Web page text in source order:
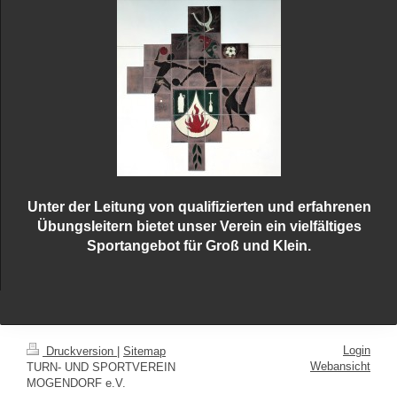
Unter der Leitung von qualifizierten und erfahrenen
Übungsleitern bietet unser Verein ein vielfältiges
Sportangebot für Groß und Klein.
Druckversion
Sitemap
TURN- UND SPORTVEREIN
MOGENDORF e.V.
Login
Webansicht